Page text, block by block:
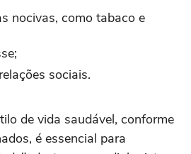
nocivas, como tabaco e
sociais.
de vida saudável, conforme
é essencial para